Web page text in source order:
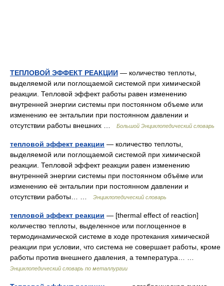
ТЕПЛОВОЙ ЭФФЕКТ РЕАКЦИИ — количество теплоты,
выделяемой или поглощаемой системой при химической
реакции. Тепловой эффект работы равен изменению
внутренней энергии системы при постоянном объеме или
изменению ее энтальпии при постоянном давлении и
отсутствии работы внешних …
Большой Энциклопедический словарь
тепловой эффект реакции — количество теплоты,
выделяемой или поглощаемой системой при химической
реакции. Тепловой эффект реакции равен изменению
внутренней энергии системы при постоянном объёме или
изменению её энтальпии при постоянном давлении и
отсутствии работы… …
Энциклопедический словарь
тепловой эффект реакции — [thermal effect of reaction]
количество теплоты, выделенное или поглощенное в
термодинамической системе в ходе протекания химической
реакции при условии, что система не совершает работы, кроме
работы против внешнего давления, а температура… …
Энциклопедический словарь по металлургии